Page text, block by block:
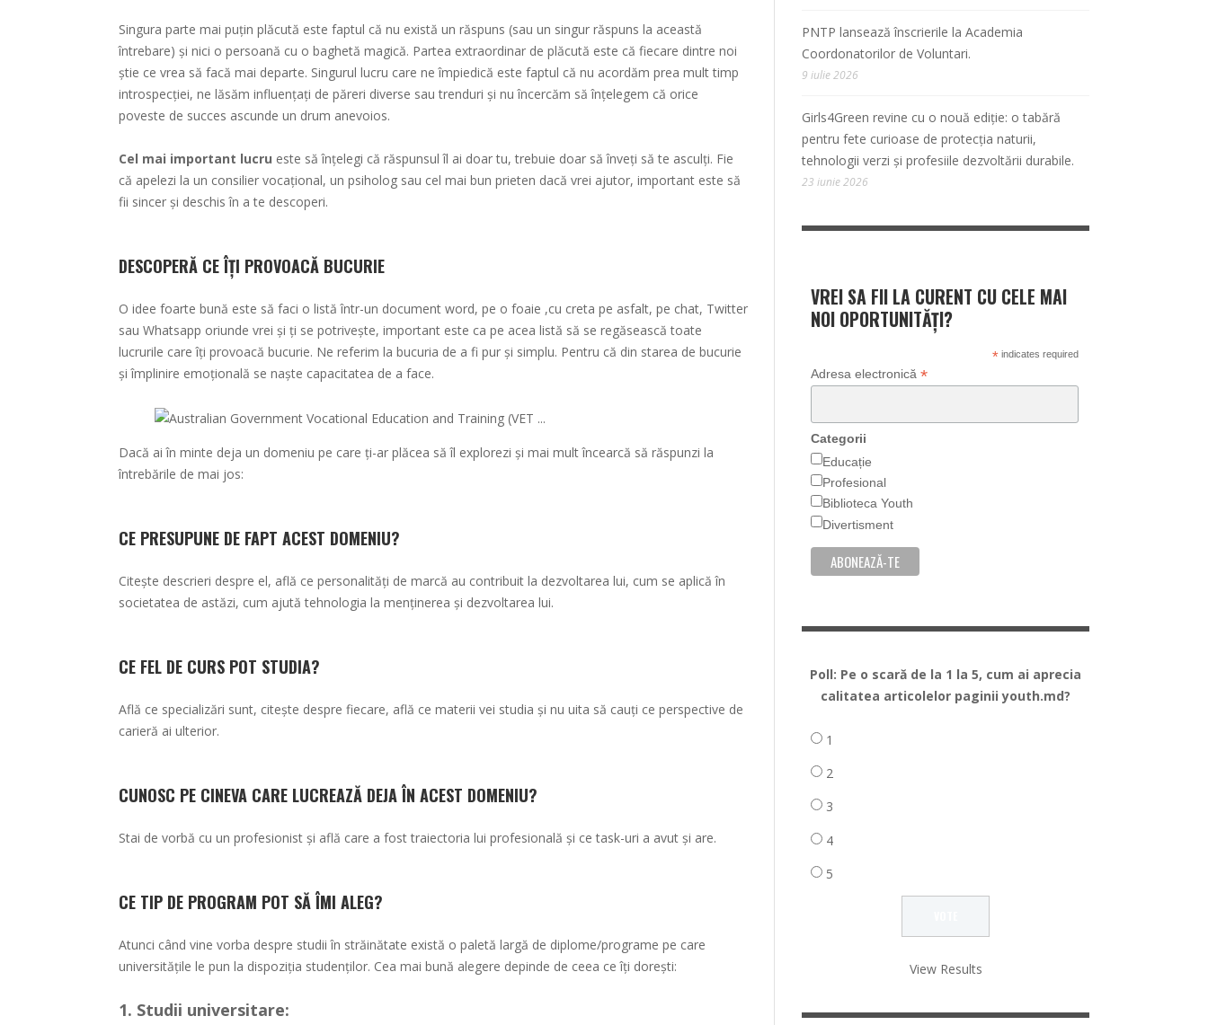
Singura parte mai puțin plăcută este faptul că nu există un răspuns (sau un singur răspuns la această
întrebare) și nici o persoană cu o baghetă magică. Partea extraordinar de plăcută este că fiecare dintre noi
știe ce vrea să facă mai departe. Singurul lucru care ne împiedică este faptul că nu acordăm prea mult timp
introspecției, ne lăsăm influențați de păreri diverse sau trenduri și nu încercăm să înțelegem că orice
poveste de succes ascunde un drum anevoios.
Cel mai important lucru este să înțelegi că răspunsul îl ai doar tu, trebuie doar să înveți să te asculți. Fie
că apelezi la un consilier vocațional, un psiholog sau cel mai bun prieten dacă vrei ajutor, important este să
fii sincer și deschis în a te descoperi.
DESCOPERĂ CE ÎȚI PROVOACĂ BUCURIE
O idee foarte bună este să faci o listă într-un document word, pe o foaie ,cu creta pe asfalt, pe chat, Twitter
sau Whatsapp oriunde vrei și ți se potrivește, important este ca pe acea listă să se regăsească toate
lucrurile care îți provoacă bucurie. Ne referim la bucuria de a fi pur și simplu. Pentru că din starea de bucurie
și împlinire emoțională se naște capacitatea de a face.
Dacă ai în minte deja un domeniu pe care ți-ar plăcea să îl explorezi și mai mult încearcă să răspunzi la
întrebările de mai jos:
CE PRESUPUNE DE FAPT ACEST DOMENIU?
Citește descrieri despre el, află ce personalități de marcă au contribuit la dezvoltarea lui, cum se aplică în
societatea de astăzi, cum ajută tehnologia la menținerea și dezvoltarea lui.
CE FEL DE CURS POT STUDIA?
Află ce specializări sunt, citește despre fiecare, află ce materii vei studia și nu uita să cauți ce perspective de
carieră ai ulterior.
CUNOSC PE CINEVA CARE LUCREAZĂ DEJA ÎN ACEST DOMENIU?
Stai de vorbă cu un profesionist și află care a fost traiectoria lui profesională și ce task-uri a avut și are.
CE TIP DE PROGRAM POT SĂ ÎMI ALEG?
Atunci când vine vorba despre studii în străinătate există o paletă largă de diplome/programe pe care
universitățile le pun la dispoziția studenților. Cea mai bună alegere depinde de ceea ce îți dorești:
1. Studii universitare:
PNTP lansează înscrierile la Academia
Coordonatorilor de Voluntari.
9 iulie 2026
Girls4Green revine cu o nouă ediție: o tabără
pentru fete curioase de protecția naturii,
tehnologii verzi și profesiile dezvoltării durabile.
23 iunie 2026
VREI SA FII LA CURENT CU CELE MAI
NOI OPORTUNITĂȚI?
*indicates required
Adresa electronică *
Categorii
Educație
Profesional
Biblioteca Youth
Divertisment
Poll: Pe o scară de la 1 la 5, cum ai aprecia
calitatea articolelor paginii youth.md?
1
2
3
4
5
View Results